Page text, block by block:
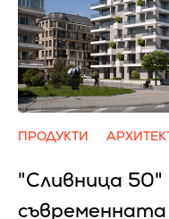
ПРОДУКТИ
"Сливница 50"